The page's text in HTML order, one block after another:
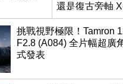
還是復古旁軸
挑戰視野極限！Tamron
F2.8 (A084) 全片幅超廣
式發表